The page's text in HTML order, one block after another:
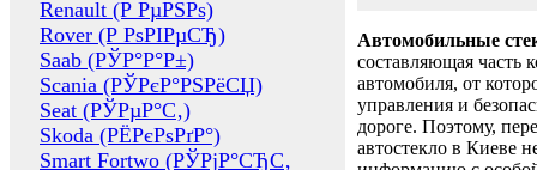
Renault (Р РµРЅРѕ)
Rover (Р РѕРІРµСЂ)
Saab (РЎР°Р°Р±)
Scania (РЎРєР°РЅРёСЏ)
Seat (РЎРµР°С‚)
Skoda (РЁРєРѕРґР°)
Smart Fortwo (РЎРјР°СЂС‚
Автомобильные
составляющая часть
автомобиля, от
управления и
дороге. Поэтому,
автостекло в Киеве